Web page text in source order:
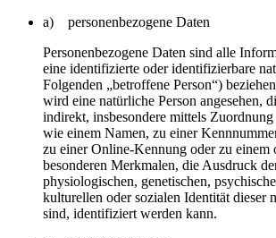
a) personenbezogene Daten
Personenbezogene Daten sind alle
eine identifizierte oder identifizierbare
Folgenden „betroffene Person“)
wird eine natürliche Person angesehen,
indirekt, insbesondere mittels
wie einem Namen, zu einer
zu einer Online-Kennung oder zu einem
besonderen Merkmalen, die Ausdruck
physiologischen, genetischen,
kulturellen oder sozialen Identität dieser
sind, identifiziert werden kann.